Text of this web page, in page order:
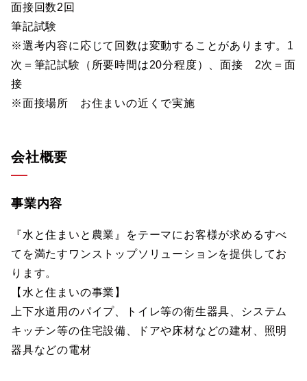
面接回数2回
筆記試験
※選考内容に応じて回数は変動することがあります。1
次＝筆記試験（所要時間は20分程度）、面接 2次＝面
接
※面接場所 お住まいの近くで実施
会社概要
事業内容
『水と住まいと農業』をテーマにお客様が求めるすべ
てを満たすワンストップソリューションを提供してお
ります。
【水と住まいの事業】
上下水道用のパイプ、トイレ等の衛生器具、システム
キッチン等の住宅設備、ドアや床材などの建材、照明
器具などの電材